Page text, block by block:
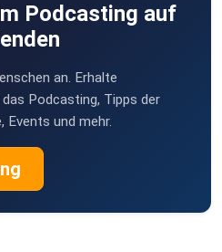
Podcasting auf
an. Erhalte
Podcasting, Tipps der
Events und mehr.